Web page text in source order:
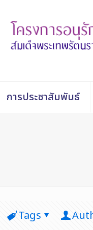
การประชาสัมพันธ์
Tags